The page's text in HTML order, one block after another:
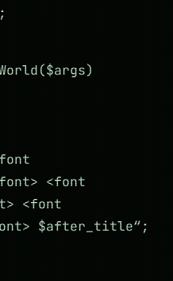
<font
<font
$after_title“;